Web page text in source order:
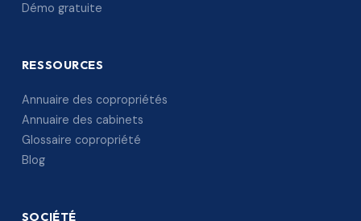
Démo gratuite
RESSOURCES
Annuaire des copropriétés
Annuaire des cabinets
Glossaire copropriété
Blog
SOCIÉTÉ